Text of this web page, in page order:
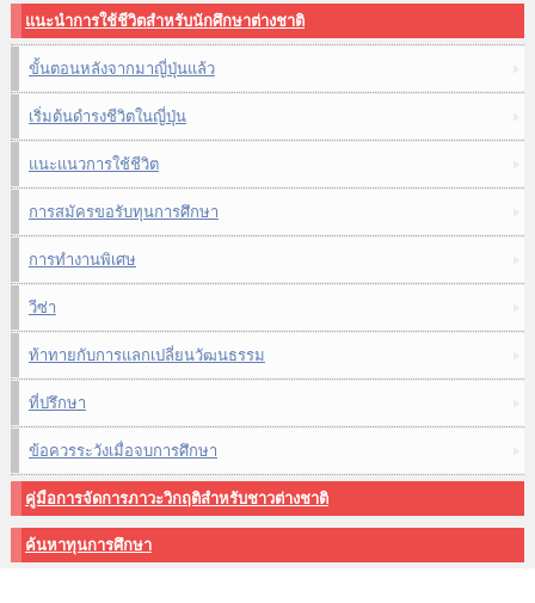
แนะนำการใช้ชีวิตสำหรับนักศึกษาต่างชาติ
ขั้นตอนหลังจากมาญี่ปุ่นแล้ว
เริ่มต้นดำรงชีวิตในญี่ปุ่น
แนะแนวการใช้ชีวิต
การสมัครขอรับทุนการศึกษา
การทำงานพิเศษ
วีซ่า
ท้าทายกับการแลกเปลี่ยนวัฒนธรรม
ที่ปรึกษา
ข้อควรระวังเมื่อจบการศึกษา
คู่มือการจัดการภาวะวิกฤติสำหรับชาวต่างชาติ
ค้นหาทุนการศึกษา